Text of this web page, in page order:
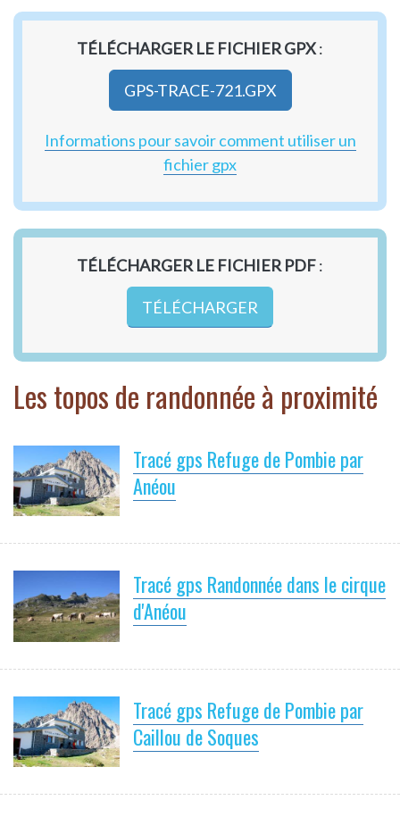
TÉLÉCHARGER LE FICHIER GPX:
GPS-TRACE-721.GPX
Informations pour savoir comment utiliser un
fichier gpx
TÉLÉCHARGER LE FICHIER PDF:
TÉLÉCHARGER
Les topos de randonnée à proximité
Tracé gps Refuge de Pombie par
Anéou
Tracé gps Randonnée dans le cirque
d'Anéou
Tracé gps Refuge de Pombie par
Caillou de Soques